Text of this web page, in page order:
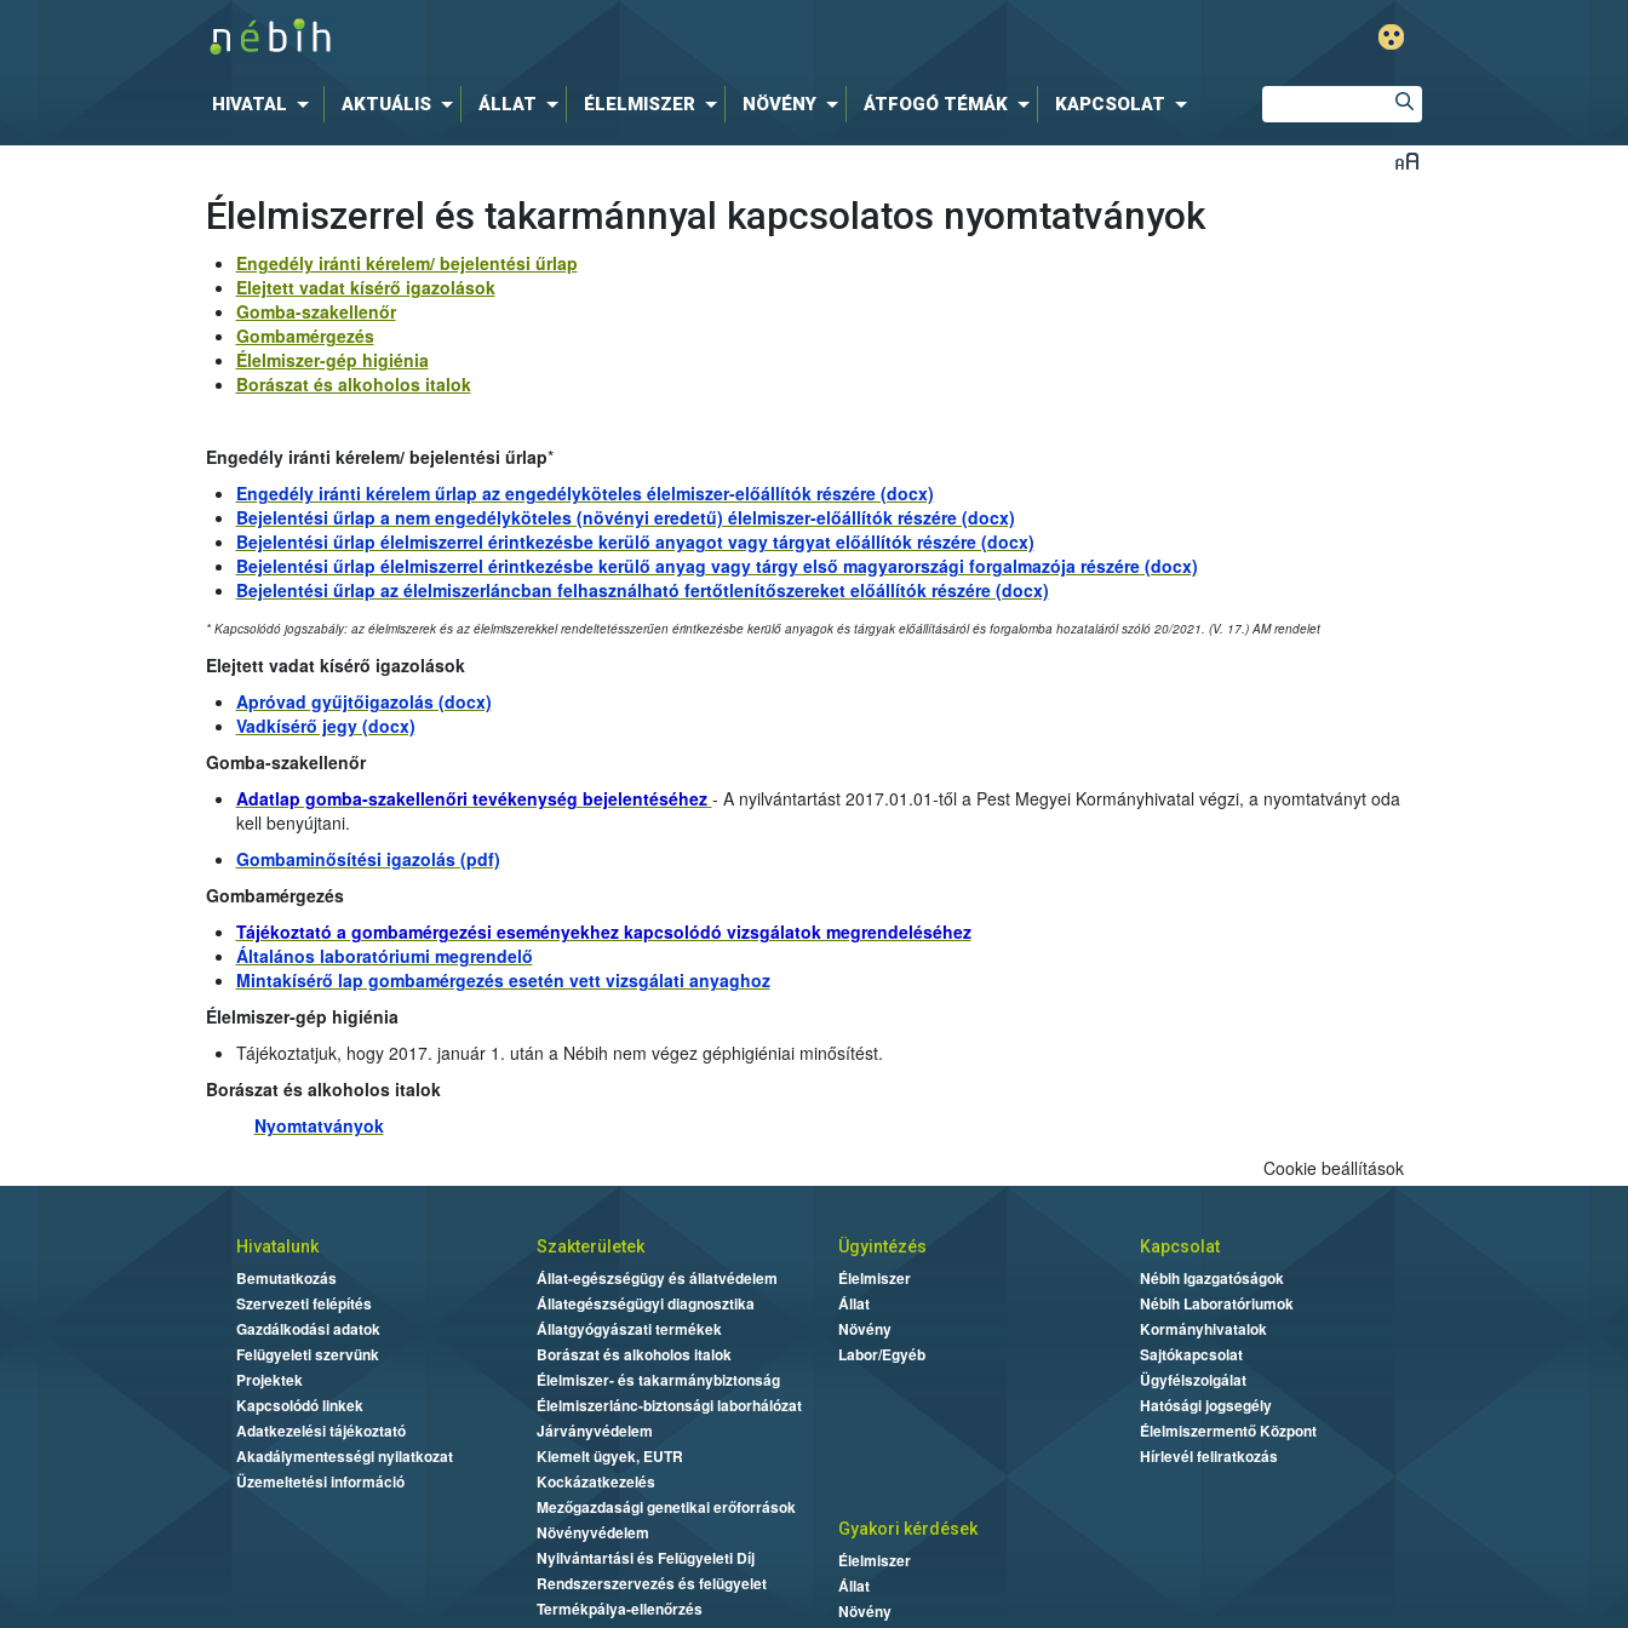
HIVATAL AKTUÁLIS ÁLLAT ÉLELMISZER NÖVÉNY ÁTFOGÓ TÉMÁK KAPCSOLAT
Élelmiszerrel és takarmánnyal kapcsolatos nyomtatványok
Engedély iránti kérelem/ bejelentési űrlap
Elejtett vadat kísérő igazolások
Gomba-szakellenőr
Gombamérgezés
Élelmiszer-gép higiénia
Borászat és alkoholos italok
Engedély iránti kérelem/ bejelentési űrlap*
Engedély iránti kérelem űrlap az engedélyköteles élelmiszer-előállítók részére (docx)
Bejelentési űrlap a nem engedélyköteles (növényi eredetű) élelmiszer-előállítók részére (docx)
Bejelentési űrlap élelmiszerrel érintkezésbe kerülő anyagot vagy tárgyat előállítók részére (docx)
Bejelentési űrlap élelmiszerrel érintkezésbe kerülő anyag vagy tárgy első magyarországi forgalmazója részére (docx)
Bejelentési űrlap az élelmiszerláncban felhasználható fertőtlenítőszereket előállítók részére (docx)
* Kapcsolódó jogszabály: az élelmiszerek és az élelmiszerekkel rendeltetésszerűen érintkezésbe kerülő anyagok és tárgyak előállításáról és forgalomba hozataláról szóló 20/2021. (V. 17.) AM rendelet
Elejtett vadat kísérő igazolások
Apróvad gyűjtőigazolás (docx)
Vadkísérő jegy (docx)
Gomba-szakellenőr
Adatlap gomba-szakellenőri tevékenység bejelentéséhez - A nyilvántartást 2017.01.01-től a Pest Megyei Kormányhivatal végzi, a nyomtatványt oda
kell benyújtani.
Gombaminősítési igazolás (pdf)
Gombamérgezés
Tájékoztató a gombamérgezési eseményekhez kapcsolódó vizsgálatok megrendeléséhez
Általános laboratóriumi megrendelő
Mintakísérő lap gombamérgezés esetén vett vizsgálati anyaghoz
Élelmiszer-gép higiénia
Tájékoztatjuk, hogy 2017. január 1. után a Nébih nem végez géphigiéniai minősítést.
Borászat és alkoholos italok
Nyomtatványok
Cookie beállítások
Hivatalunk
Bemutatkozás
Szervezeti felépítés
Gazdálkodási adatok
Felügyeleti szervünk
Projektek
Kapcsolódó linkek
Adatkezelési tájékoztató
Akadálymentességi nyilatkozat
Üzemeltetési információ
Szakterületek
Állat-egészségügy és állatvédelem
Állategészségügyi diagnosztika
Állatgyógyászati termékek
Borászat és alkoholos italok
Élelmiszer- és takarmánybiztonság
Élelmiszerlánc-biztonsági laborhálózat
Járványvédelem
Kiemelt ügyek, EUTR
Kockázatkezelés
Mezőgazdasági genetikai erőforrások
Növényvédelem
Nyilvántartási és Felügyeleti Díj
Rendszerszervezés és felügyelet
Termékpálya-ellenőrzés
Ügyintézés
Élelmiszer
Állat
Növény
Labor/Egyéb
Kapcsolat
Nébih Igazgatóságok
Nébih Laboratóriumok
Kormányhivatalok
Sajtókapcsolat
Ügyfélszolgálat
Hatósági jogsegély
Élelmiszermentő Központ
Hírlevél feliratkozás
Gyakori kérdések
Élelmiszer
Állat
Növény